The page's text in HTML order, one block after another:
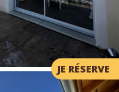
JE RÉSERVE